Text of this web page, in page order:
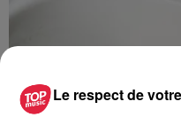
Le respect de